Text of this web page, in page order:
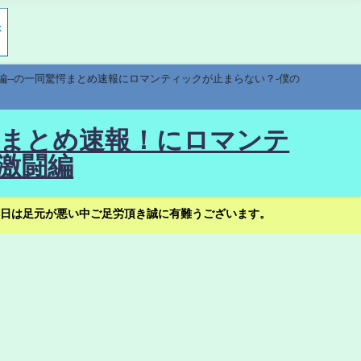
の一同驚愕まとめ速報にロマンティックが止まらない？-僕の
とめ速報！にロマンテ
闘編
足元が悪い中ご足労頂き誠に有難うございます。